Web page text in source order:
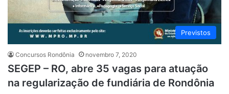
Previstos
Concursos Rondônia novembro 7, 2020
SEGEP – RO, abre 35 vagas para atuação
na regularização de fundiária de Rondônia